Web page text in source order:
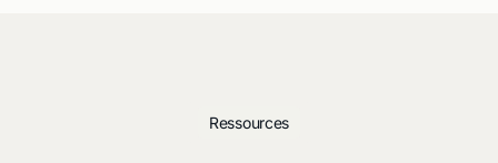
Ressources